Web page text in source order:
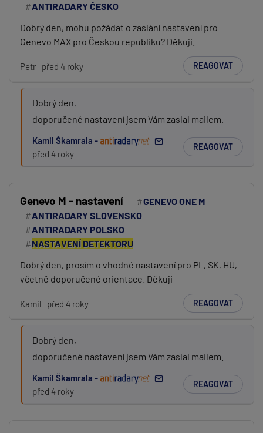
ANTIRADARY ČESKO
Dobrý den, mohu požádat o zaslání nastavení pro
Genevo MAX pro Českou republiku? Děkuji.
Petr před 4 roky REAGOVAT
Dobrý den,
doporučené nastavení jsem Vám zaslal mailem.
Kamil Škamrala -
před 4 roky
REAGOVAT
Genevo M - nastavení
GENEVO ONE M
ANTIRADARY SLOVENSKO
ANTIRADARY POLSKO
NASTAVENÍ DETEKTORU
Dobrý den, prosím o vhodné nastavení pro PL, SK, HU,
včetně doporučené orientace. Děkuji
Kamil před 4 roky REAGOVAT
Dobrý den,
doporučené nastavení jsem Vám zaslal mailem.
Kamil Škamrala -
před 4 roky
REAGOVAT